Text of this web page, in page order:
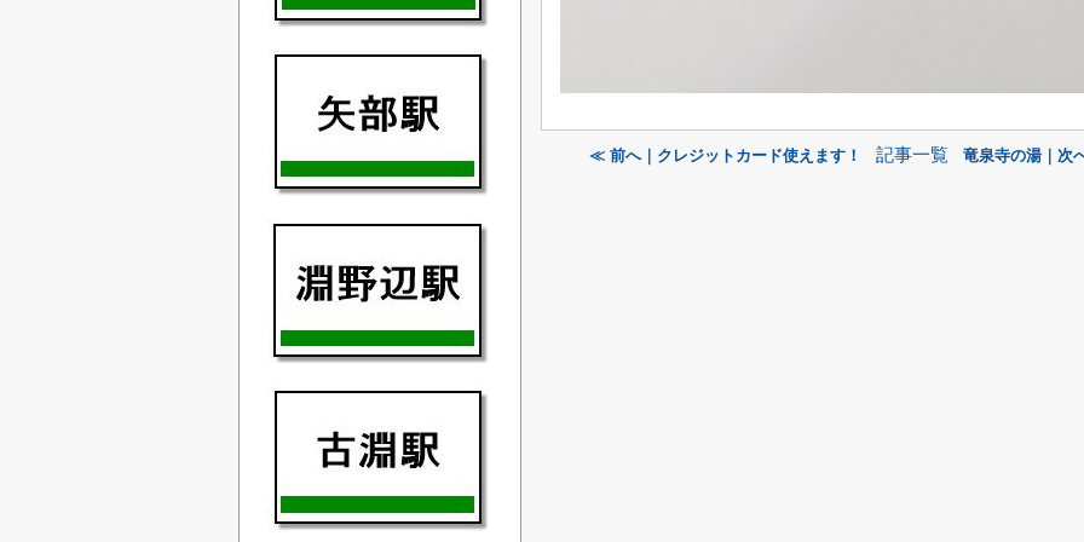
≪ 前へ｜クレジットカード使えます！ 記事一覧 竜泉寺の湯｜次